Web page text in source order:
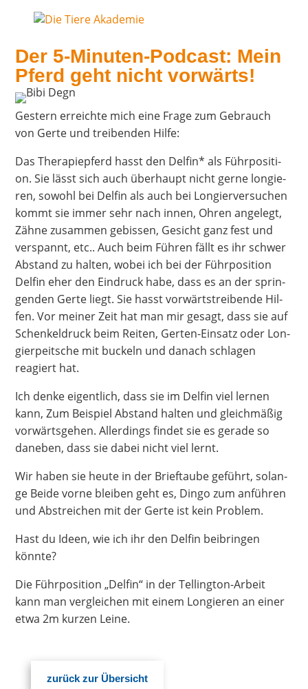
Der 5‑Mi­nu­ten-Pod­cast: Mein
Pferd geht nicht vorwärts!
Ges­tern erreich­te mich eine Fra­ge zum Gebrauch
von Ger­te und trei­ben­den Hilfe:
Das The­ra­pie­pferd hasst den Del­fin* als Führ­po­si­ti­
on. Sie lässt sich auch über­haupt nicht ger­ne lon­gie­
ren, sowohl bei Del­fin als auch bei Lon­gier­ver­su­chen
kommt sie immer sehr nach innen, Ohren ange­legt,
Zäh­ne zusam­men gebis­sen, Gesicht ganz fest und
ver­spannt, etc.. Auch beim Füh­ren fällt es ihr schwer
Abstand zu hal­ten, wobei ich bei der Führ­po­si­ti­on
Del­fin eher den Ein­druck habe, dass es an der sprin­
gen­den Ger­te liegt. Sie hasst vor­wärts­trei­ben­de Hil­
fen. Vor mei­ner Zeit hat man mir gesagt, dass sie auf
Schen­kel­druck beim Rei­ten, Ger­ten-Ein­satz oder Lon­
gier­peit­sche mit buckeln und danach schla­gen
reagiert hat.
Ich den­ke eigent­lich, dass sie im Del­fin viel ler­nen
kann, Zum Bei­spiel Abstand hal­ten und gleich­mä­ßig
vor­wärts­ge­hen. Aller­dings fin­det sie es gera­de so
dane­ben, dass sie dabei nicht viel lernt.
Wir haben sie heu­te in der Brief­tau­be geführt, solan­
ge Bei­de vor­ne blei­ben geht es, Din­go zum anfüh­ren
und Abstrei­chen mit der Ger­te ist kein Problem.
Hast du Ideen, wie ich ihr den Del­fin bei­brin­gen
könnte?
Die Führ­po­si­ti­on „Del­fin“ in der Tel­ling­ton-Arbeit
kann man ver­glei­chen mit einem Lon­gie­ren an einer
etwa 2m kur­zen Leine.
zurück zur Übersicht